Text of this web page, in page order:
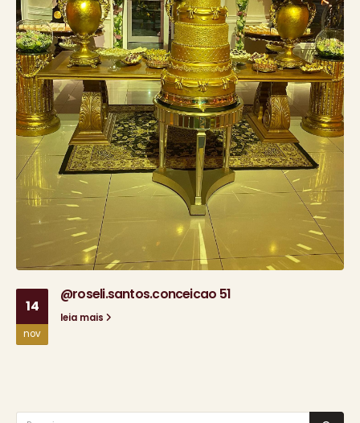
14
nov
@roseli.santos.conceicao 51
leia mais